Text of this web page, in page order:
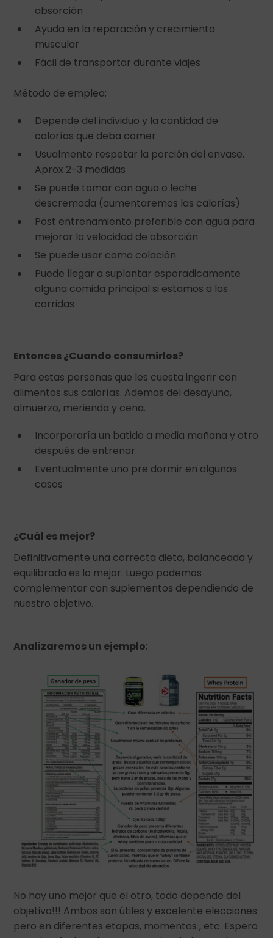
absorción
Ayuda en la reparación y crecimiento
muscular
Fácil de transportar durante viajes
Método de empleo:
Depende del individuo y la cantidad de
calorías que deba comer
Usualmente respetar la porción del envase.
Aprox 2-3 medidas
Se puede tomar con agua o leche
descremada (aumentaremos las calorías)
Post entrenamiento preferible con agua para
mejorar la velocidad de absorción
Se puede usar como colación
Puede llegar a suplantar esporadicamente
alguna comida principal si estamos a las
corridas
Entonces ¿Cuando consumirlos?
Para estas personas que les cuesta ingerir con
alimentos sus calorías. Ademas del desayuno,
almuerzo, merienda y cena.
Incorporaría un batido a media mañana y otro
después de entrenar.
Eventualmente uno pre dormir en algunos
casos
¿Cuál es mejor?
Definitivamente una correcta dieta, balanceada y
equilibrada es lo mejor. Luego podemos
complementar con suplementos dependiendo de
nuestro objetivo.
Analizaremos un ejemplo:
No hay uno mejor que el otro, todo depende del
objetivo!!! Ambos son útiles y excelente elecciones
pero en diferentes etapas, momentos , etc. Espero